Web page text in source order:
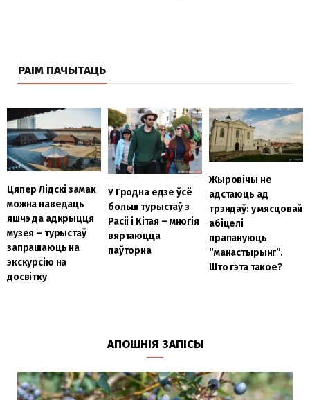
РАІМ ПАЧЫТАЦЬ
Цяпер Лідскі замак
можна наведаць
яшчэ да адкрыцця
музея – турыстаў
запрашаюць на
экскурсію на
досвітку
У Гродна едзе ўсё
больш турыстаў з
Расіі і Кітая – многія
вяртаюцца
паўторна
Жыровічы не
адстаюць ад
трэндаў: у мясцовай
абіцелі
прапануюць
“манастырынг”.
Што гэта такое?
АПОШНІЯ ЗАПІСЫ